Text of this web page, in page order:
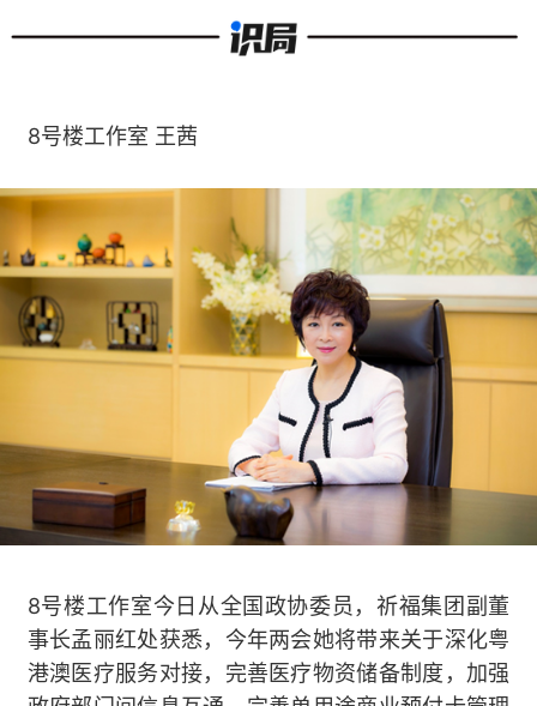
8号楼工作室 王茜
8号楼工作室今日从全国政协委员，祈福集团副董
事长孟丽红处获悉，今年两会她将带来关于深化粤
港澳医疗服务对接，完善医疗物资储备制度，加强